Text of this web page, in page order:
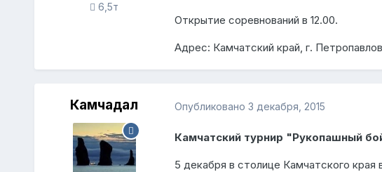
6,5т
Открытие соревнований в 12.00.
Адрес: Камчатский край, г.
Камчадал Опубликовано 3 декабря, 2015
Камчатский турнир "Рукопашный
5 декабря в столице Камчатского